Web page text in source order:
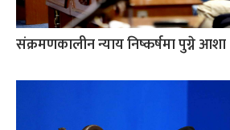
संक्रमणकालीन न्याय निष्कर्षमा पुग्ने आशा